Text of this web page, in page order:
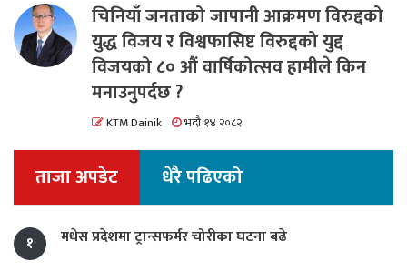
चिनियाँ जनताको जापानी आक्रमण विरुद्दको
युद्ध विजय र विश्वफासिष्ट विरुद्दको युद्द
विजयको ८० औं वार्षिकोत्सव हामीले किन
मनाउनुपर्दछ ?
KTM Dainik भदौ १४ २०८२
ताजा अपडेट धेरै पढिएको
१ मधेस प्रदेशमा ट्रान्सफर्मर चोरीका घटना बढे